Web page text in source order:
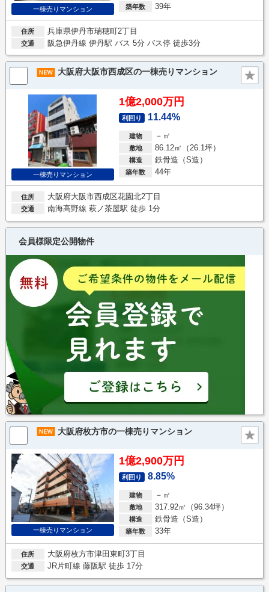
一棟売りマンション 築年数 39年
住所 兵庫県伊丹市瑞穂町2丁目
交通 阪急伊丹線 伊丹駅 バス 5分 バス停 徒歩3分
大阪府大阪市西成区の一棟売りマンション
一棟売りマンション
1億2,000万円
利回り 11.44%
建物 －㎡
敷地 86.12㎡（26.1坪）
構造 鉄骨造（S造）
築年数 44年
住所 大阪府大阪市西成区花園北2丁目
交通 南海高野線 萩ノ茶屋駅 徒歩 1分
会員様限定公開物件
大阪府枚方市の一棟売りマンション
一棟売りマンション
1億2,900万円
利回り 8.85%
建物 －㎡
敷地 317.92㎡（96.34坪）
構造 鉄骨造（S造）
築年数 33年
住所 大阪府枚方市津田東町3丁目
交通 JR片町線 藤阪駅 徒歩 17分